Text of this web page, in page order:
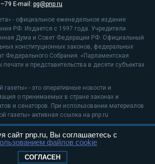
E-mail: pg@pnp.ru
- официальное еженедельное издание
РФ. Издается с 1997 года. Учредители
Дума и Совет Федерации РФ. Официальный
конституционных законов, федеральных
Федерального Собрания. «Парламентская
печати и представительства в десяти субъектах
газеты» - это оперативные новости и
о принимаемых в стране законах и
и сенаторов. При использовании материалов
газеты» активная ссылка на pnp.ru
ресурсе применяютсярекомендательные
данных
сайт pnp.ru, Вы соглашаетесь с
файлов cookie
СОГЛАСЕН